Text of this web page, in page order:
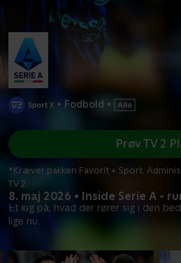
• Fodbold •
8. maj 2026 • Inside Serie A -
Et kig på, hvad der rører sig i den
lige nu.
Prøv TV 2
*Kræver pakken Favorit + Sport.
TV 2.